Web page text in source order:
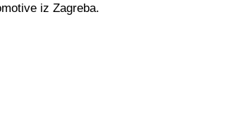
iz Zagreba.